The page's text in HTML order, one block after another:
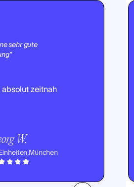
sehr gute
zeitnah
W.
München